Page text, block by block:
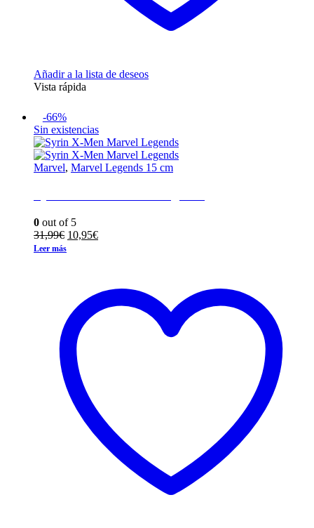
Añadir a la lista de deseos
Vista rápida
-66%
Sin existencias
Marvel, Marvel Legends 15 cm
0 out of 5
31,99€ El
10,95€El
Leer más